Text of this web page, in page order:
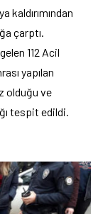
çarptı.
112 Acil
yapılan
olduğu ve
tespit edildi.